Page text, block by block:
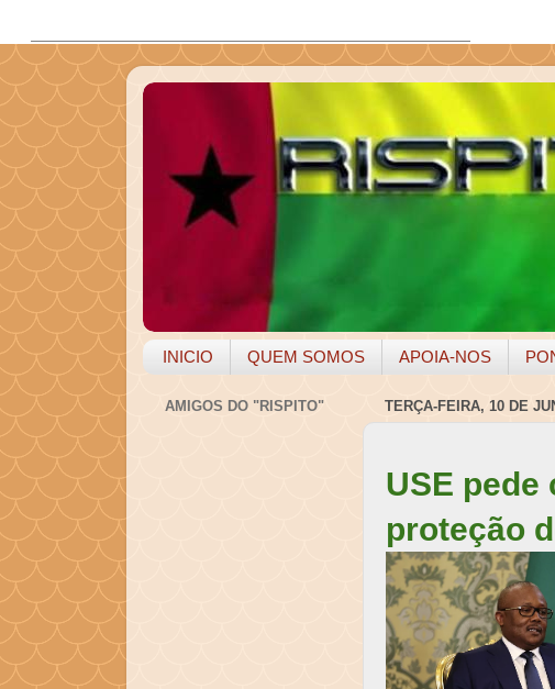
INICIO QUEM SOMOS APOIA-NOS
TERÇA-FEIRA, 10 DE
USE
proteção
AMIGOS DO "RISPITO"